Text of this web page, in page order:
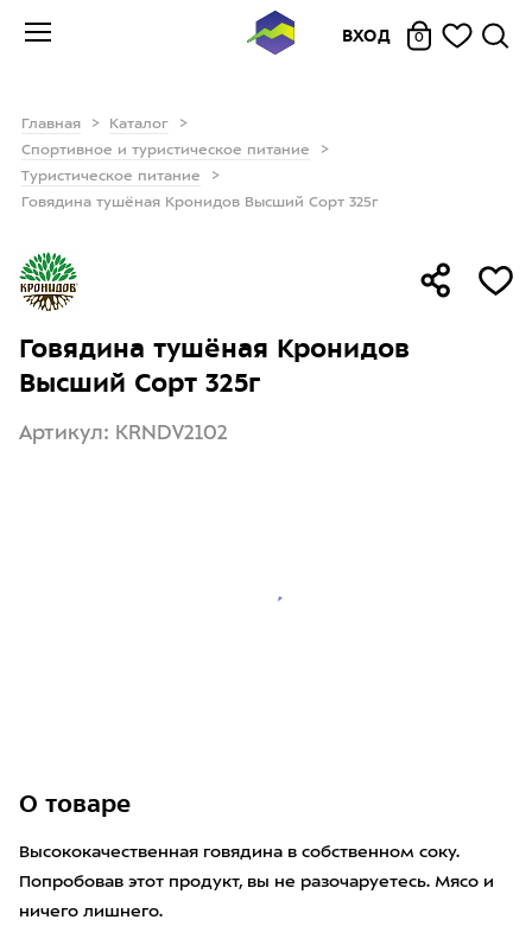
ВХОД 0
Главная
Каталог
Спортивное и туристическое питание
Туристическое питание
Говядина тушёная Кронидов Высший Сорт 325г
Говядина тушёная Кронидов
Высший Сорт 325г
Артикул: KRNDV2102
О товаре
Высококачественная говядина в собственном соку.
Попробовав этот продукт, вы не разочаруетесь. Мясо и
ничего лишнего.